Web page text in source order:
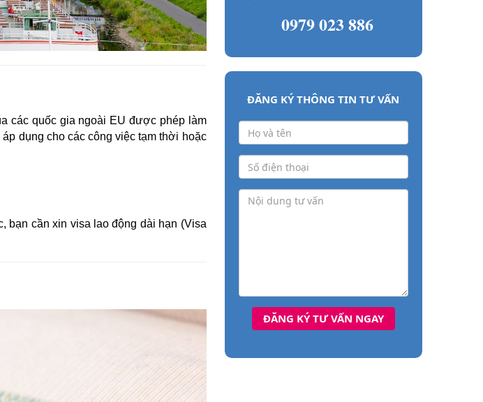
các quốc gia ngoài EU được phép làm
dụng cho các công việc tạm thời hoặc
bạn cần xin visa lao động dài hạn (Visa
0979 023 886
ĐĂNG KÝ THÔNG TIN TƯ VẤN